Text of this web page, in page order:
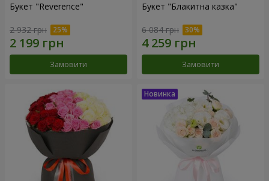
Букет "Reverence"
2 932 грн
Замовити
Букет "Блакитна казка"
6 084 грн
Замовити